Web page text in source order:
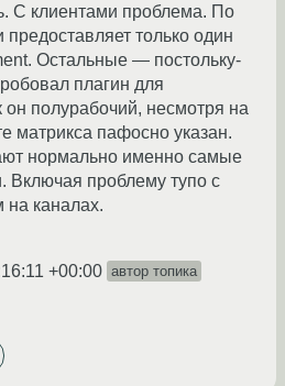
С клиентами проблема. По
предоставляет только один
Остальные — постольку-
плагин для
полурабочий, несмотря на
матрикса пафосно указан.
нормально именно самые
Включая проблему тупо с
каналах.
+00:00 автор топика